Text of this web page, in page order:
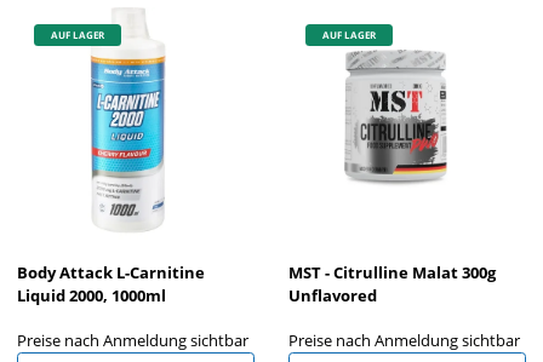
AUF LAGER
Body Attack L-Carnitine
Liquid 2000, 1000ml
Preise nach Anmeldung sichtbar
AUF LAGER
MST - Citrulline Malat 300g
Unflavored
Preise nach Anmeldung sichtbar